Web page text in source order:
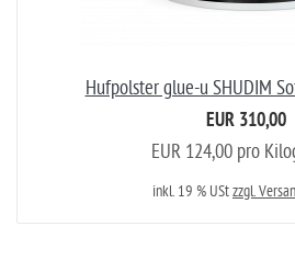
Hufpolster glue-u SHUDIM
EUR 310,00
EUR 124,00 pro
inkl. 19 % UStzzgl.